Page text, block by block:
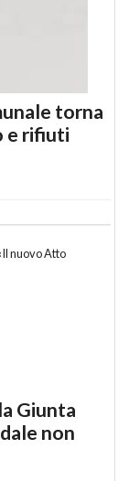
torna
e rifiuti
Giunta
non